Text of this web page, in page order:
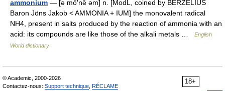
ammonium — [ə mō′nē əm] n. [ModL, coined by BERZELIUS
Baron Jöns Jakob < AMMONIA + IUM] the monovalent radical
NH4, present in salts produced by the reaction of ammonia with an
acid: its compounds are like those of the alkali metals …
English
World dictionary
18+
© Academic, 2000-2026
Contactez-nous: Support technique RÉCLAME